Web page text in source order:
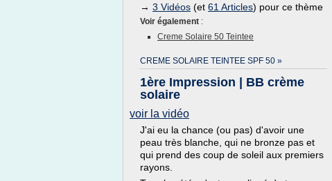
→ 3 Vidéos (et 61 Articles) pour ce thème
Voir également :
Creme Solaire 50 Teintee
CREME SOLAIRE TEINTEE SPF 50 »
1ère Impression | BB crème
solaire
voir la vidéo
J'ai eu la chance (ou pas) d'avoir une
peau très blanche, qui ne bronze pas et
qui prend des coup de soleil aux premiers
rayons.